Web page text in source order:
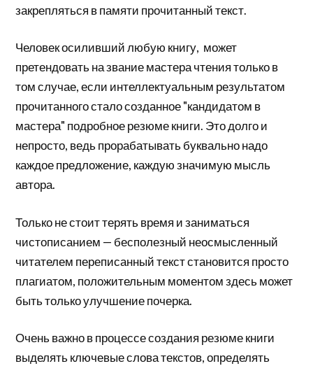
закрепляться в памяти прочитанный текст.
Человек осиливший любую книгу, может
претендовать на звание мастера чтения только в
том случае, если интеллектуальным результатом
прочитанного стало созданное "кандидатом в
мастера" подробное резюме книги. Это долго и
непросто, ведь прорабатывать буквально надо
каждое предложение, каждую значимую мысль
автора.
Только не стоит терять время и заниматься
чистописанием — бесполезный неосмысленный
читателем переписанный текст становится просто
плагиатом, положительным моментом здесь может
быть только улучшение почерка.
Очень важно в процессе создания резюме книги
выделять ключевые слова текстов, определять